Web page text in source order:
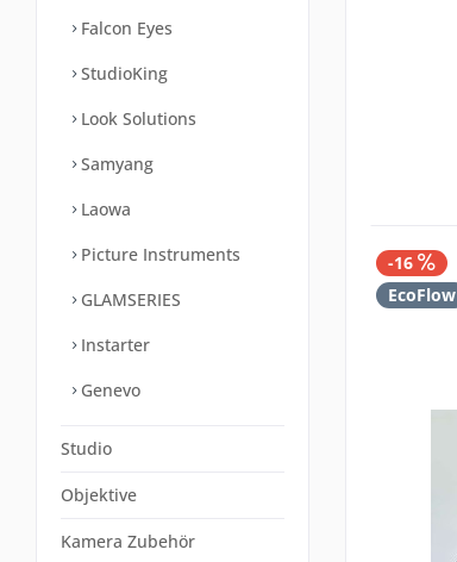
Falcon Eyes
StudioKing
Look Solutions
Samyang
Laowa
Picture Instruments
GLAMSERIES
Instarter
Genevo
Studio
Objektive
Kamera Zubehör
-16
EcoFlow